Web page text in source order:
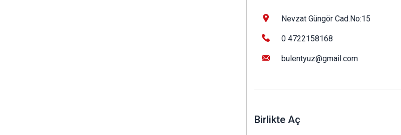
Nevzat Güngör Cad.No:15
0 4722158168
bulentyuz@gmail.com
Birlikte Aç